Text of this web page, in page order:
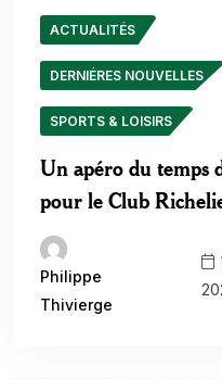
ACTUALITÉS
DERNIÉRES NOUVELLES
SPORTS & LOISIRS
Un apéro du temps
pour le Club
Philippe
Thivierge